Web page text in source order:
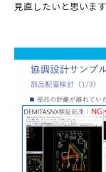
見直したいと思います